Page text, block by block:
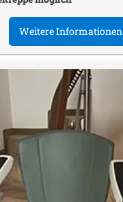
Weitere Informationen